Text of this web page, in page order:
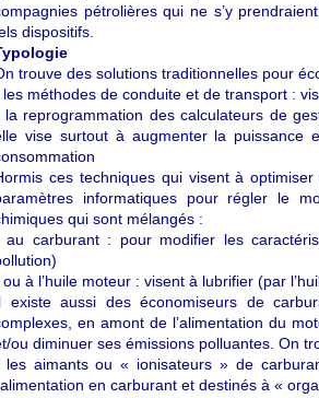
pétrolières qui ne s’y
dispositifs.
trouve des solutions traditionnelles pour
les méthodes de conduite et de transport :
la reprogrammation des calculateurs de
vise surtout à augmenter la puissance
ces techniques qui visent à
informatiques pour régler le
qui sont mélangés :
au carburant : pour modifier les
ou à l’huile moteur : visent à lubrifier (par
existe aussi des économiseurs de
en amont de l’alimentation du
ou diminuer ses émissions polluantes. On
les aimants ou « ionisateurs » de
en carburant et destinés à «